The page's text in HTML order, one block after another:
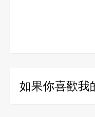
如果你喜歡我